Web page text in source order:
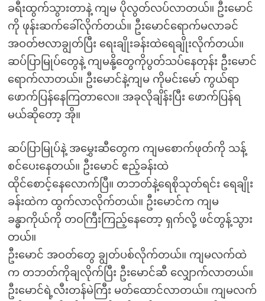
ခရီးထွက်သွားတာနဲ့ ကျမ ပိုလွတ်လပ်လာတယ်။ ဦးမောင်
ကို ဖုန်းဆက်ခေါ်လိုက်တယ်။ ဦးမောင်ရောက်မလာခင်
အဝတ်ဗလာချွတ်ပြီး ရေးချိုးခန်းထဲရေချိုးလိုက်တယ်။
ဆပ်ပြာမြုပ်တွေနဲ့ ကျမနို့တွေကိုပွတ်သပ်နေတုန်း ဦးမောင်
ရောက်လာတယ်။ ဦးမောင်နဲ့ကျမ ကိုမင်းမော် ကွယ်ရာ
ဖောက်ပြန်နေကြတာလေ။ အခုလိုချိန်းပြီး ဖောက်ပြန်ရ
မယ်ဆိုတော့ အို။
ဆပ်ပြာမြုပ်နဲ့ အမွှေးဆီတွေက ကျမစောက်ဖုတ်ကို သန့်
စင်ပေးနေတယ်။ ဦးမောင် ဧည့်ခန်းထဲ
ထိုင်စောင့်နေလောက်ပြီ။ တဘတ်နဲ့ရေစိုသုတ်ရင်း ရေချိုး
ခန်းထဲက ထွက်လာလိုက်တယ်။ ဦးမောင်က ကျမ
ခန္ဓာကိုယ်ကို တဝကြီးကြည့်နေတော့ ရှက်လို့ ဖင်တွန့်သွား
တယ်။
ဦးမောင် အဝတ်တွေ ချွတ်ပစ်လိုက်တယ်။ ကျမလက်ထဲ
က တဘတ်ကိုချလိုက်ပြီး ဦးမောင်ဆီ လျှောက်လာတယ်။
ဦးမောင်ရဲ့လီးတန်မဲကြီး မတ်ထောင်လာတယ်။ ကျမလက်